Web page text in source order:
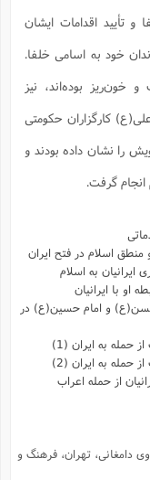
تأیید اقدامات ایشان
خود به اسامی خلفا.
خون‌ریز بوده‌اند، نیز
کارگزاران حکومتی
را نشان داده بودند و
گرفت.
(6) نقش امام حسن(ع) و امام حسین(ع) در
دامغانی، تهران، فرهنگ و